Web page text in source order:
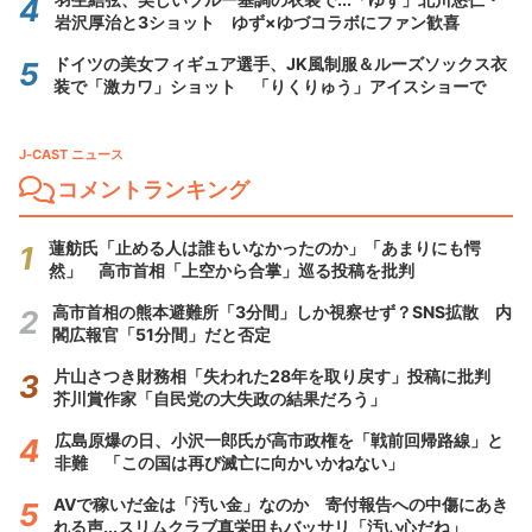
岩沢厚治と3ショット ゆず×ゆづコラボにファン歓喜
ドイツの美女フィギュア選手、JK風制服＆ルーズソックス衣
装で「激カワ」ショット 「りくりゅう」アイスショーで
J-CAST ニュース
コメントランキング
蓮舫氏「止める人は誰もいなかったのか」「あまりにも愕
然」 高市首相「上空から合掌」巡る投稿を批判
高市首相の熊本避難所「3分間」しか視察せず？SNS拡散 内
閣広報官「51分間」だと否定
片山さつき財務相「失われた28年を取り戻す」投稿に批判
芥川賞作家「自民党の大失政の結果だろう」
広島原爆の日、小沢一郎氏が高市政権を「戦前回帰路線」と
非難 「この国は再び滅亡に向かいかねない」
AVで稼いだ金は「汚い金」なのか 寄付報告への中傷にあき
れる声...スリムクラブ真栄田もバッサリ「汚い心だね」